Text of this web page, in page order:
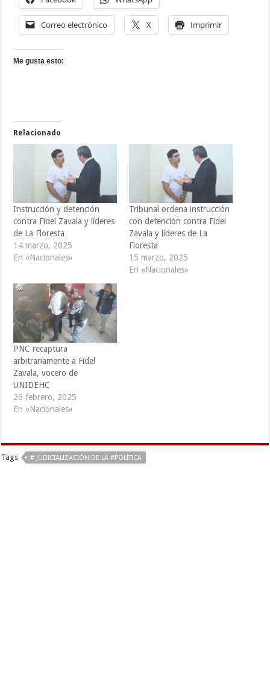
Correo electrónico X Imprimir
Me gusta esto:
Relacionado
Instrucción y detención
contra Fidel Zavala y líderes
de La Floresta
14 marzo, 2025
En «Nacionales»
Tribunal ordena instrucción
con detención contra Fidel
Zavala y líderes de La
Floresta
15 marzo, 2025
En «Nacionales»
PNC recaptura
arbitrariamente a Fidel
Zavala, vocero de
UNIDEHC
26 febrero, 2025
En «Nacionales»
Tags # JUDICIALIZACIÓN DE LA #POLÍTICA